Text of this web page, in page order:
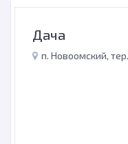
Дача
п. Новоомский,